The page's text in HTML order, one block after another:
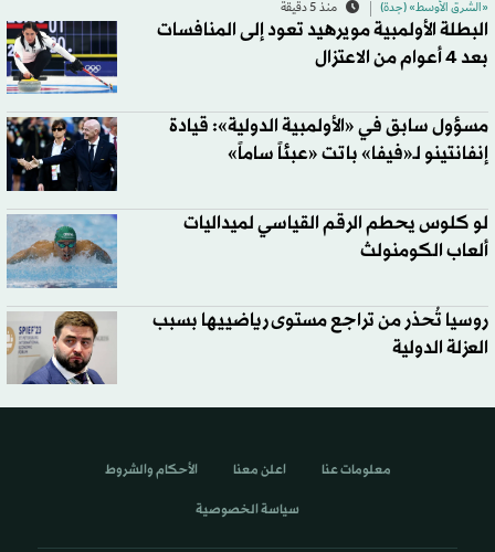
«الشرق الأوسط» (جدة) منذ 5 دقيقة
البطلة الأولمبية مويرهيد تعود إلى المنافسات
بعد 4 أعوام من الاعتزال
مسؤول سابق في «الأولمبية الدولية»: قيادة
إنفانتينو لـ«فيفا» باتت «عبئاً ساماً»
لو كلوس يحطم الرقم القياسي لميداليات
ألعاب الكومنولث
روسيا تُحذر من تراجع مستوى رياضييها بسبب
العزلة الدولية
معلومات عنا اعلن معنا الأحكام والشروط
سياسة الخصوصية